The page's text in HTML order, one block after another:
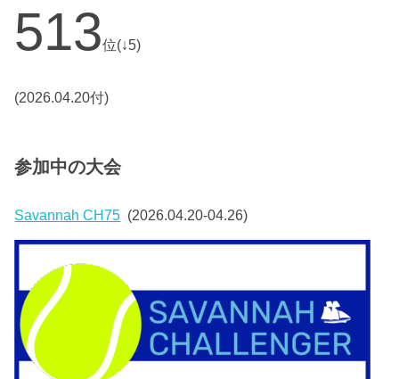
513位(↓5)
(2026.04.20付)
参加中の大会
Savannah CH75 (2026.04.20-04.26)